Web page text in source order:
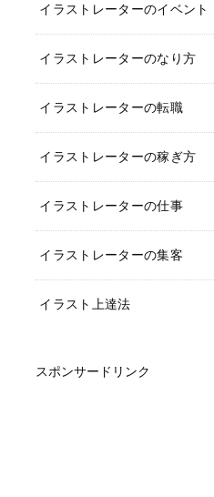
イラストレーターのイベント
イラストレーターのなり方
イラストレーターの転職
イラストレーターの稼ぎ方
イラストレーターの仕事
イラストレーターの集客
イラスト上達法
スポンサードリンク